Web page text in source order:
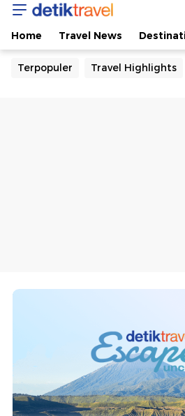
Home Travel News
Terpopuler Travel Highlights